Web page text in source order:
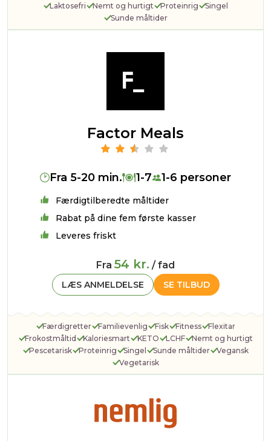
Laktosefri
Nemt og hurtigt Proteinrig
Singel
Sunde måltider
Factor Meals
Fra 5-20 min. 1-7 1-6 personer
Færdigtilberedte måltider
Rabat på dine fem første kasser
Leveres friskt
Fra 54 kr. / fad
SE TILBUD
LÆS ANMELDELSE
Færdigretter Familievenlig Fisk Fitness
Flexitar
Frokostmåltid
Kaloriesmart KETO LCHF
Nemt og hurtigt
Pescetarisk
Proteinrig Singel Sunde måltider
Vegansk
Vegetarisk